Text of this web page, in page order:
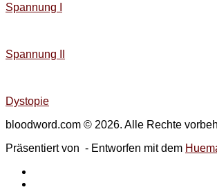
Spannung I
Spannung II
Dystopie
bloodword.com © 2026. Alle Rechte
Präsentiert von - Entworfen mit dem